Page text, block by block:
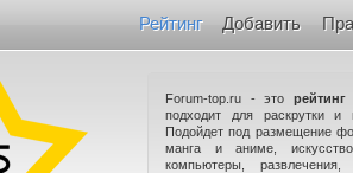
Рейтинг Добавить
Forum-top.ru - это
подходит для раскрутки и
Подойдет под размещение
манга и аниме,
компьютеры,